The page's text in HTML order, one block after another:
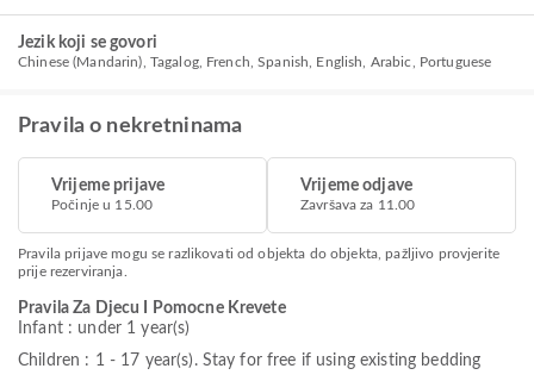
Jezik koji se govori
Chinese (Mandarin), Tagalog, French, Spanish, English, Arabic, Portuguese
Pravila o nekretninama
Vrijeme prijave
Počinje u 15.00
Vrijeme odjave
Završava za 11.00
Pravila prijave mogu se razlikovati od objekta do objekta, pažljivo provjerite
prije rezerviranja.
Pravila Za Djecu I Pomocne Krevete
Infant : under 1 year(s)
Children : 1 - 17 year(s). Stay for free if using existing bedding